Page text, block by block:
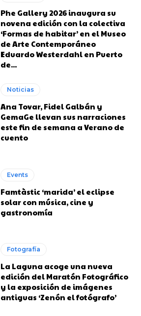
Phe Gallery 2026 inaugura su
novena edición con la colectiva
‘Formas de habitar’ en el Museo
de Arte Contemporáneo
Eduardo Westerdahl en Puerto
de...
Noticias
Ana Tovar, Fidel Galbán y
GemaGe llevan sus narraciones
este fin de semana a Verano de
cuento
Events
Famtàstic ‘marida’ el eclipse
solar con música, cine y
gastronomía
Fotografía
La Laguna acoge una nueva
edición del Maratón Fotográfico
y la exposición de imágenes
antiguas ‘Zenón el fotógrafo’